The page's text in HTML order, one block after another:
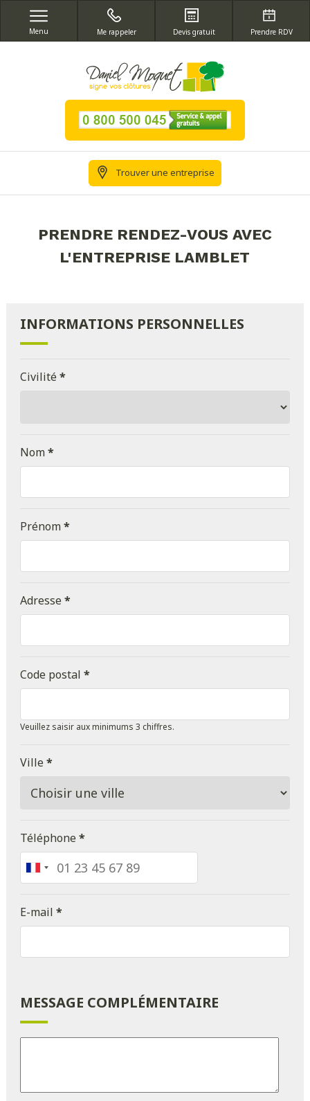
Menu Me rappeler Devis gratuit Prendre RDV
Trouver une entreprise
PRENDRE RENDEZ-VOUS AVEC
L'ENTREPRISE LAMBLET
INFORMATIONS PERSONNELLES
Civilité*
Nom*
Prénom*
Adresse*
Code postal *
Veuillez saisir aux minimums 3 chiffres.
Ville*
Téléphone*
France
+33
E-mail *
MESSAGE COMPLÉMENTAIRE